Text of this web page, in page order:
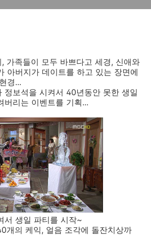
가족들이 모두 바쁘다고 세경, 신애와
아버지가 데이트를 하고 있는 장면에
경...
정보석을 시켜서 40년동안 못한 생일
버리는 이벤트를 기획...
서 생일 파티를 시작~
개의 케익, 얼음 조각에 돌잔치상까